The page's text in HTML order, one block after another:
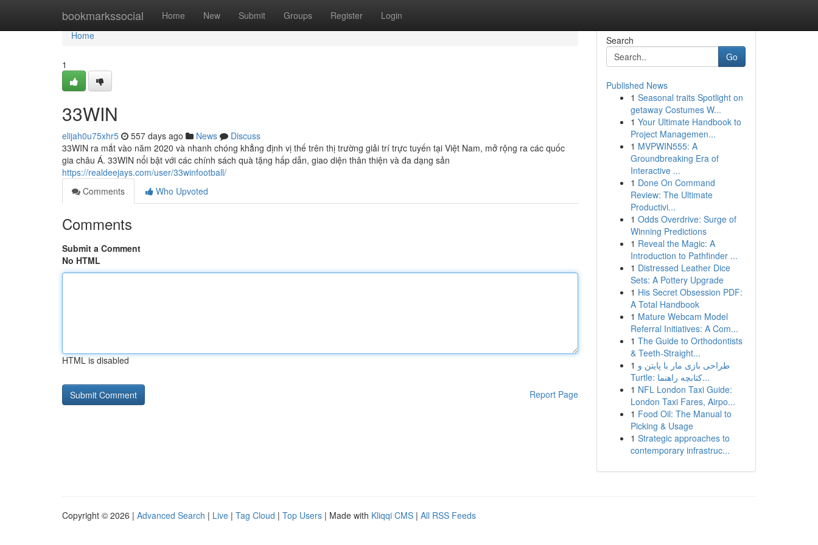
bookmarkssocial Home New Submit Groups Register Login
Home
Home
1
33WIN
elijah0u75xhr5 557 days ago News
Discuss
33WIN ra mắt vào năm 2020 và nhanh chóng khẳng định vị thế trên thị trường giải trí trực tuyến tại Việt Nam, mở rộng ra các quốc
gia châu Á. 33WIN nổi bật với các chính sách quà tặng hấp dẫn, giao diện thân thiện và đa dạng sản
https://realdeejays.com/user/33winfootball/
Comments
Who Upvoted
Comments
Submit a Comment
No HTML
HTML is disabled
Report Page
Search
Go
Published News
1 Seasonal traits Spotlight on
getaway Costumes W...
1 Your Ultimate Handbook to
Project Managemen...
1 MVPWIN555: A
Groundbreaking Era of
Interactive ...
1 Done On Command
Review: The Ultimate
Productivi...
1 Odds Overdrive: Surge of
Winning Predictions
1 Reveal the Magic: A
Introduction to Pathfinder ...
1 Distressed Leather Dice
Sets: A Pottery Upgrade
1 His Secret Obsession PDF:
A Total Handbook
1 Mature Webcam Model
Referral Initiatives: A Com...
1 The Guide to Orthodontists
& Teeth-Straight...
1 طراحی بازی مار با پایتن و
Turtle: کتابچه راهنما...
1 NFL London Taxi Guide:
London Taxi Fares, Airpo...
1 Food Oil: The Manual to
Picking & Usage
1 Strategic approaches to
contemporary infrastruc...
Copyright © 2026 | Advanced Search | Live | Tag Cloud | Top Users | Made with Kliqqi CMS | All RSS Feeds